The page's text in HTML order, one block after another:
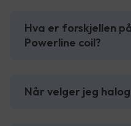
Hva er forskjellen
Powerline coil?
Når velger jeg